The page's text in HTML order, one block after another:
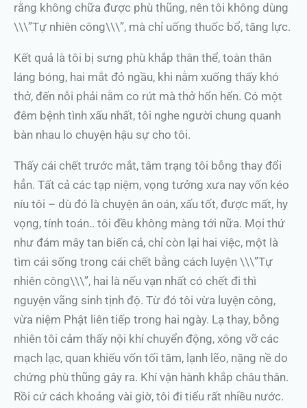
rằng không chữa được phù thũng, nên tôi không dùng
\\\”Tự nhiên công\\\”, mà chỉ uống thuốc bổ, tăng lực.
Kết quả là tôi bị sưng phù khắp thân thể, toàn thân
láng bóng, hai mắt đỏ ngầu, khi nằm xuống thấy khó
thở, đến nỗi phải nằm co rút mà thở hổn hển. Có một
đêm bệnh tình xấu nhất, tôi nghe người chung quanh
bàn nhau lo chuyện hậu sự cho tôi.
Thấy cái chết trước mắt, tâm trạng tôi bỗng thay đổi
hẳn. Tất cả các tạp niệm, vọng tưởng xưa nay vốn kéo
níu tôi – dù đó là chuyện ân oán, xấu tốt, được mất, hy
vọng, tính toán.. tôi đều không màng tới nữa. Mọi thứ
như đám mây tan biến cả, chỉ còn lại hai việc, một là
tìm cái sống trong cái chết bằng cách luyện \\\”Tự
nhiên công\\\”, hai là nếu vạn nhất có chết đi thì
nguyện vãng sinh tịnh độ. Từ đó tôi vừa luyện công,
vừa niệm Phật liên tiếp trong hai ngày. Lạ thay, bỗng
nhiên tôi cảm thấy nội khí chuyển động, xông vỡ các
mạch lạc, quan khiếu vốn tối tăm, lạnh lẽo, nặng nề do
chứng phù thũng gây ra. Khí vận hành khắp châu thân.
Rồi cứ cách khoảng vài giờ, tôi đi tiểu rất nhiều nước.